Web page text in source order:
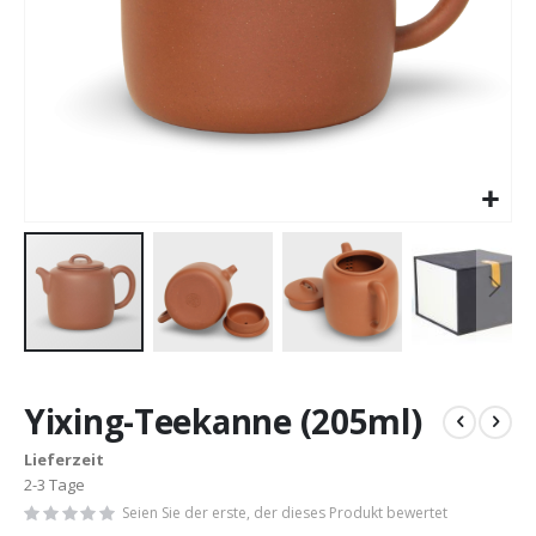
der
Bildergalerie
springen
Yixing-Teekanne (205ml)
Lieferzeit
2-3 Tage
Seien Sie der erste, der dieses Produkt bewertet